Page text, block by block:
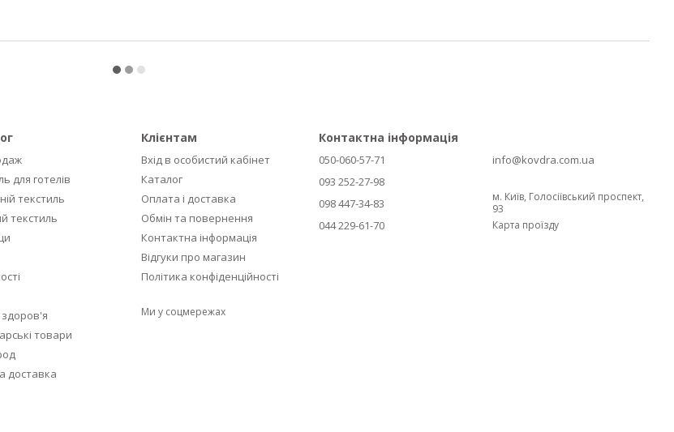
для готелів
текстиль
текстиль
здоров'я
товари
доставка
Клієнтам
Вхід в особистий кабінет
Каталог
Оплата і доставка
Обмін та повернення
Контактна інформація
Відгуки про магазин
Політика конфіденційності
Ми у соцмережах
Контактна інформація
050-060-57-71
093 252-27-98
098 447-34-83
044 229-61-70
info@kovdra.com.ua
м. Київ, Голосіївський проспект,
93
Карта проїзду